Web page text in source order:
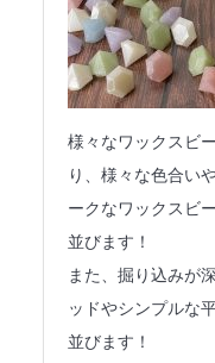
様々なワックスビ
り、様々な色合い
ークなワックスビ
並びます！
また、掘り込みが
ッドやシンプルな
並びます！